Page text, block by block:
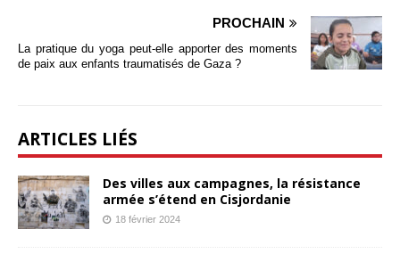
PROCHAIN
La pratique du yoga peut-elle apporter des moments
de paix aux enfants traumatisés de Gaza ?
ARTICLES LIÉS
Des villes aux campagnes, la résistance
armée s’étend en Cisjordanie
18 février 2024